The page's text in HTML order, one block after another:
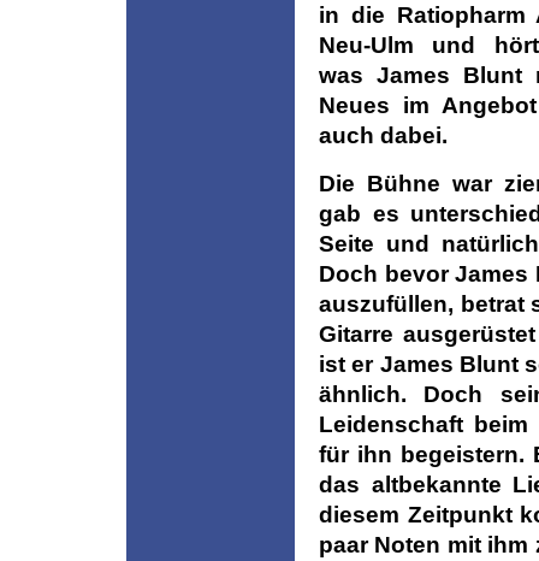
in die Ratiopharm
Neu-Ulm und
was James Blunt
Neues im
auch dabei.
Die Bühne war
gab es
Seite und
Doch bevor James
auszufüllen, betrat
Gitarre
ist er James Blunt
ähnlich. Doch
Leidenschaft
für ihn begeistern.
das altbekannte
diesem Zeitpunkt
paar Noten mit